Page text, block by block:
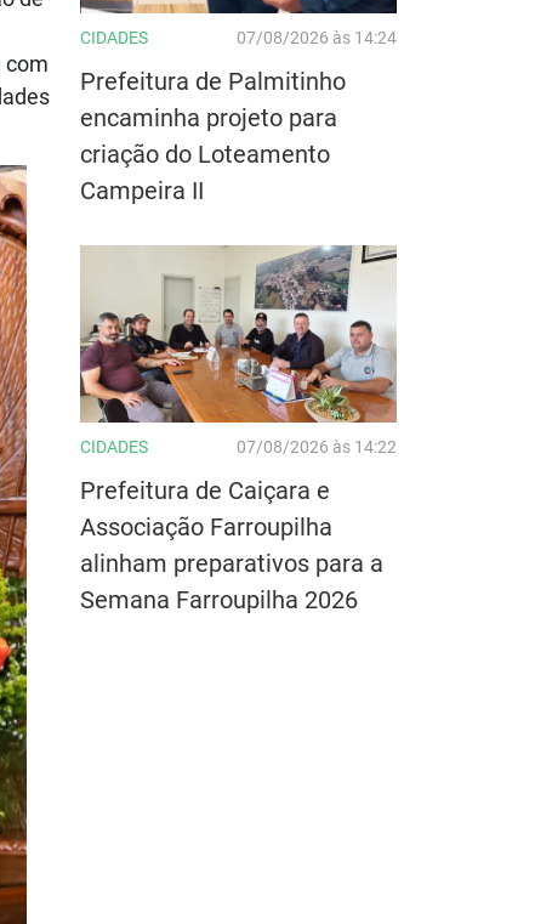
com
CIDADES 07/08/2026 às 14:24
Prefeitura de Palmitinho
encaminha projeto para
criação do Loteamento
Campeira II
CIDADES 07/08/2026 às 14:22
Prefeitura de Caiçara e
Associação Farroupilha
alinham preparativos para a
Semana Farroupilha 2026